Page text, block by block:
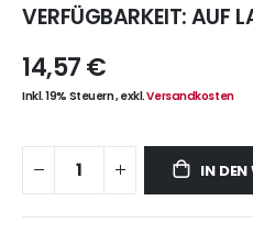
VERFÜGBARKEIT:AUF
14,57 €
Inkl. 19% Steuern,exkl.Versandkosten
IN